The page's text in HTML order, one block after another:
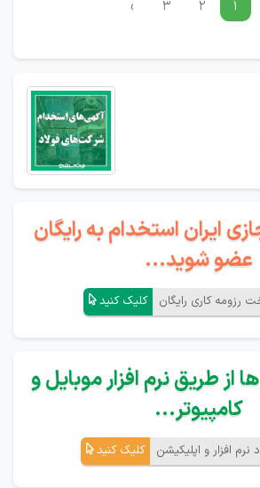
۱ ۲ ۳ ›
ایران استخدام به رایگان
عضو شوید...
رزومه کاری رایگان کلیک کنید
از طریق نرم افزار موبایل و
کامپیوتر...
افزار و اپلیکیشن کلیک کنید